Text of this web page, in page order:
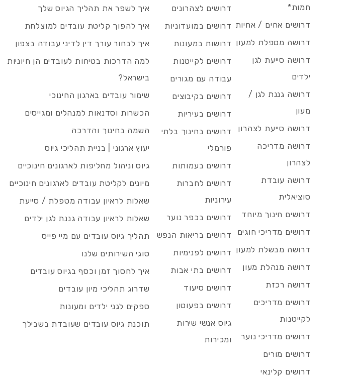
חמות*
דרושים אחים / אחיות
דרושה מטפלת למעון
דרושה סייעת לגן
ילדים
דרושה גננת לגן /
מעון
דרושה סייעת לצהרון
דרושה מדריכה
לצהרון
דרושה עובדת
סוציאלית
דרושים חינוך מיוחד
דרושים מדריכי חוגים
דרושה מבשלת למעון
דרושה מנהלת מעון
דרושה רכזת
דרושים מדריכים
לקייטנות
דרושים מדריכי נוער
דרושים מורים
דרושים קלינאי
דרושים לצהרונים
דרושים במועדוניות
דרושות במעונות
דרושים לקייטנות
עבודה עם מגורים
דרושים בקיבוצים
דרושים בעיריות
דרושים בחינוך בלתי
פורמלי
דרושים בעמותות
דרושים לחברות
עירוניות
דרושים בכפר נוער
דרושים בריאות הנפש
דרושים לפנימיות
דרושים בתי אבות
דרושים סיעוד
דרושים בפעוטון
גיוס אנשי שירות
ומכירות
איך לשפר את תהליך הגיוס שלך
איך להפוך קליטת עובדים למוצלחת
איך לבחור עורך דין לדיני עבודה בצפון
למה הדרכות בטיחות לעובדים הן חיוניות
בישראל?
שימור עובדים בארגון החינוכי
הכשרות וסדנאות למנהלים ומגייסים
השמה בחינוך והדרכה
יעוץ ארגוני | בניית תהליכי גיוס
גיוס וניהול מחליפות לארגונים חינוכיים
מיונים לקליטת עובדים לארגונים חינוכיים
שאלות לראיון עבודה מטפלת / סייעת
שאלות לראיון עבודה גננת לגן ילדים
תהליך גיוס עובדים עם מיי פייס
סוגי השירותים שלנו
איך לחסוך זמן וכסף בגיוס עובדים
שדרוג תהליכי מיון עובדים
ספקים לגני ילדים ומעונות
תוכנת גיוס עובדים שעובדת בשבילך